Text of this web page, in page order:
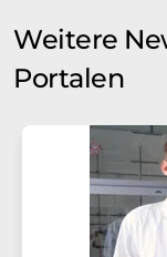
Weitere
Portalen